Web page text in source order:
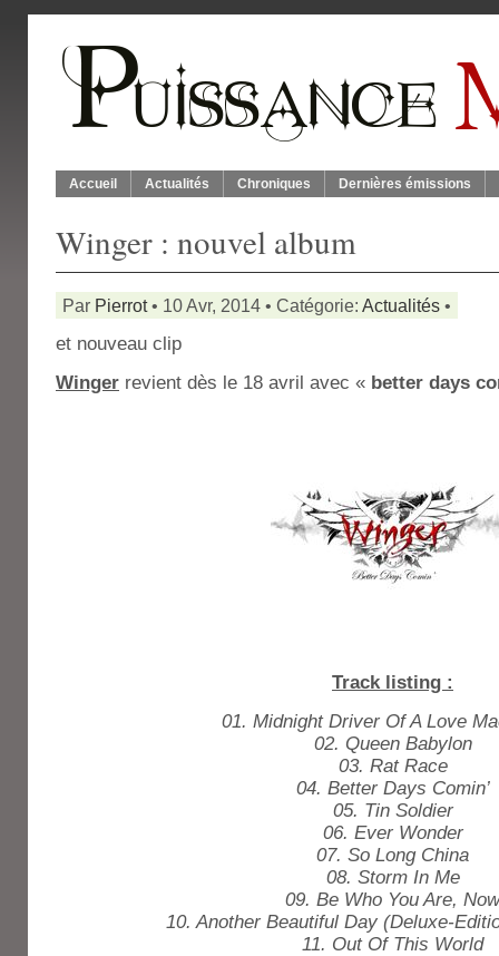
Accueil Actualités Chroniques Dernières émissions
Winger : nouvel album
Par Pierrot• 10 Avr, 2014 • Catégorie: Actualités •
et nouveau clip
Winger revient dès le 18 avril avec « better days
Track listing :
01. Midnight Driver Of A Love
02. Queen Babylon
03. Rat Race
04. Better Days Comin’
05. Tin Soldier
06. Ever Wonder
07. So Long China
08. Storm In Me
09. Be Who You Are, Now
10. Another Beautiful Day (Deluxe-
11. Out Of This World